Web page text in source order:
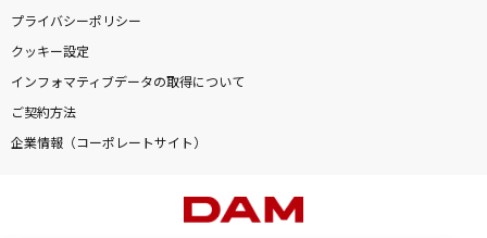
プライバシーポリシー
クッキー設定
インフォマティブデータの取得について
ご契約方法
企業情報（コーポレートサイト）